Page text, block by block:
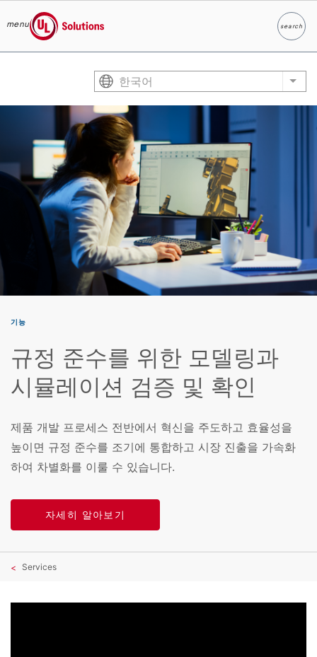
menu
UL Solutions
search
찾다
한국어 List
기능
규정 준수를 위한 모델링과
시뮬레이션 검증 및 확인
제품 개발 프로세스 전반에서 혁신을 주도하고 효율성을
높이면 규정 준수를 조기에 통합하고 시장 진출을 가속화
하여 차별화를 이룰 수 있습니다.
자세히 알아보기
Services